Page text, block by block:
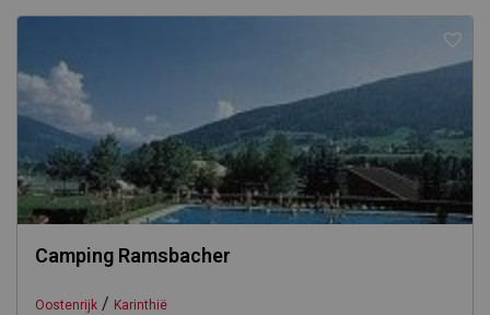
Camping Ramsbacher
Oostenrijk / Karinthië